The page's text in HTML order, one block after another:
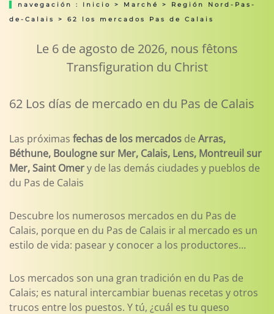
navegación : Inicio > Marché > Región Nord-Pas-
de-Calais
> 62 los mercados Pas de Calais
Le 6 de agosto de 2026, nous fêtons
Transfiguration du Christ
62 Los días de mercado en du Pas de Calais
Las próximas fechas de los mercados de Arras,
Béthune, Boulogne sur Mer, Calais, Lens, Montreuil sur
Mer, Saint Omery de las demás ciudades y pueblos de
du Pas de Calais
Descubre los numerosos mercados en du Pas de
Calais, porque en du Pas de Calais ir al mercado es un
estilo de vida: pasear y conocer a los productores…
Los mercados son una gran tradición en du Pas de
Calais; es natural intercambiar buenas recetas y otros
trucos entre los puestos. Y tú, ¿cuál es tu queso